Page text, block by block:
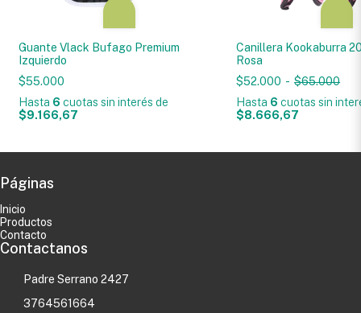
Guante Vlack Bufago Premium
Izquierdo
$55.000
Hasta 6 cuotas sin interés de
$9.166,67
Canillera Kookaburra
Rosa
$52.000 - $65.000
Hasta 6 cuotas sin
$8.666,67
Páginas
Inicio
Productos
Contacto
Contactanos
Padre Serrano 2427
3764561664